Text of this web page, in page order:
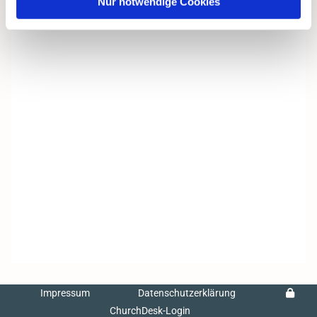
Impressum
Datenschutzerklärung
ChurchDesk-Login